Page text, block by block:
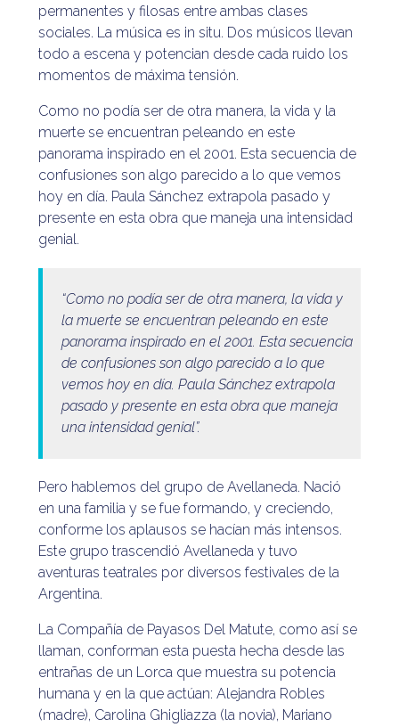
permanentes y filosas entre ambas clases
sociales. La música es in situ. Dos músicos llevan
todo a escena y potencian desde cada ruido los
momentos de máxima tensión.
Como no podía ser de otra manera, la vida y la
muerte se encuentran peleando en este
panorama inspirado en el 2001. Esta secuencia de
confusiones son algo parecido a lo que vemos
hoy en día. Paula Sánchez extrapola pasado y
presente en esta obra que maneja una intensidad
genial.
“Como no podía ser de otra manera, la vida y
la muerte se encuentran peleando en este
panorama inspirado en el 2001. Esta secuencia
de confusiones son algo parecido a lo que
vemos hoy en día. Paula Sánchez extrapola
pasado y presente en esta obra que maneja
una intensidad genial”.
Pero hablemos del grupo de Avellaneda. Nació
en una familia y se fue formando, y creciendo,
conforme los aplausos se hacían más intensos.
Este grupo trascendió Avellaneda y tuvo
aventuras teatrales por diversos festivales de la
Argentina.
La Compañía de Payasos Del Matute, como así se
llaman, conforman esta puesta hecha desde las
entrañas de un Lorca que muestra su potencia
humana y en la que actúan: Alejandra Robles
(madre), Carolina Ghigliazza (la novia), Mariano